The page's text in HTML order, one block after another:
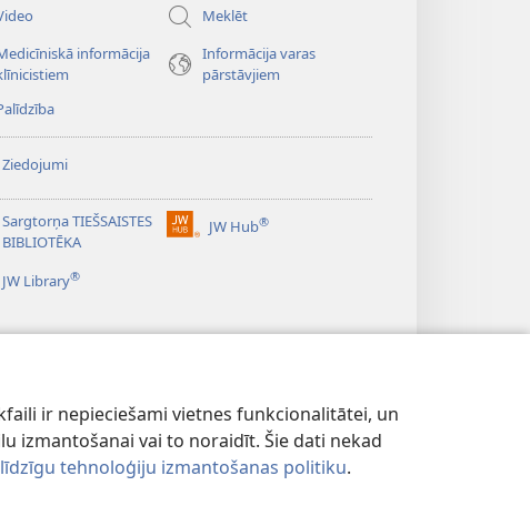
ir nepieciešami vietnes funkcionalitātei, un
izmantošanai vai to noraidīt. Šie dati nekad
tehnoloģiju izmantošanas politiku.
Meklēt
informācija
Informācija varas
pārstāvjiem
Ziedojumi
Sargtorņa TIEŠSAISTES
BIBLIOTĒKA
JW Hub®
(opens
JW Library®